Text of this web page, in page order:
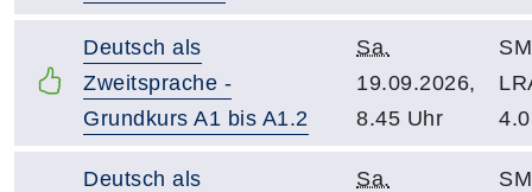
Deutsch als
Zweitsprache -
Grundkurs A1 bis A1.2
Sa.
19.09.2026,
8.45 Uhr
Deutsch als
Sa.